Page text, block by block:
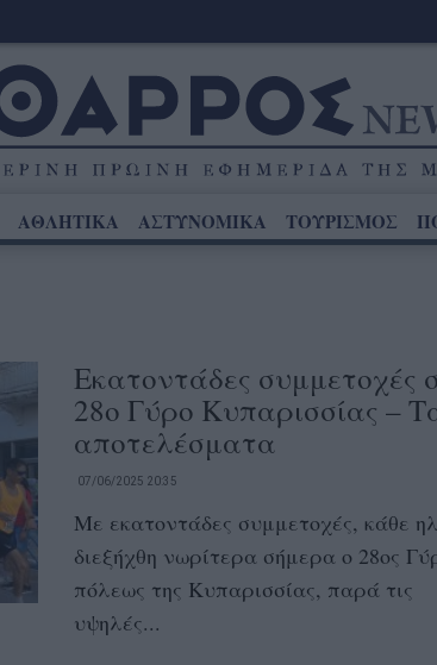
ΑΘΛΗΤΙΚΑ ΑΣΤΥΝΟΜΙΚΑ ΤΟΥΡΙΣΜΟΣ
Εκατοντάδες συμμετοχές
28ο Γύρο Κυπαρισσίας –
αποτελέσματα
07/06/2025 20:35
Με εκατοντάδες συμμετοχές, κάθε
διεξήχθη νωρίτερα σήμερα ο 28ος
πόλεως της Κυπαρισσίας, παρά τις
υψηλές...